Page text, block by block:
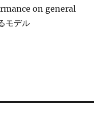
on general
モデル